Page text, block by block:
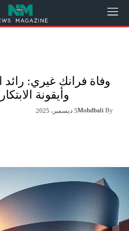
وفاة فرانك غيري: رائد
وأيقونة
By
Mohdbali5 ديسمبر، 2025